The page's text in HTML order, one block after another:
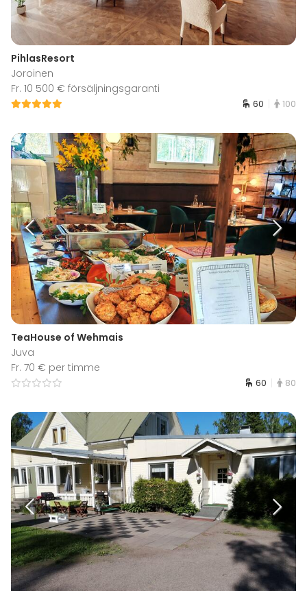
PihlasResort
Joroinen
Fr. 10 500 € försäljningsgaranti
60 100
TeaHouse of Wehmais
Juva
Fr. 70 € per timme
60 80